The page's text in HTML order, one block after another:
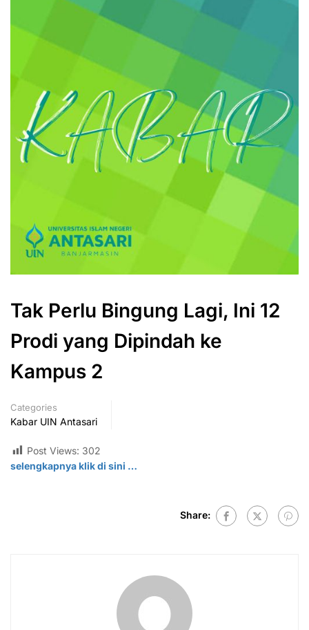
Tak Perlu Bingung Lagi, Ini 12
Prodi yang Dipindah ke
Kampus 2
Categories
Kabar UIN Antasari
Post Views: 302
selengkapnya klik di sini …
Share: